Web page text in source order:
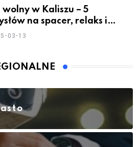
wolny w Kaliszu – 5
na spacer, relaks i
atrakcje
03-13